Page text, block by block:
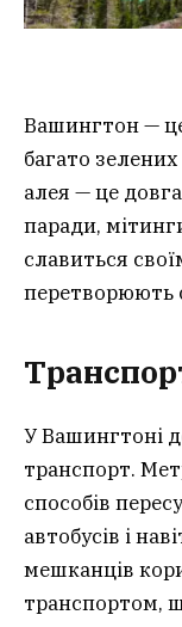
Вашингтон —
багато
алея — це
паради,
славиться
перетворюють
У Вашингтоні
транспорт.
способів
автобусів і
мешканців
транспортом,